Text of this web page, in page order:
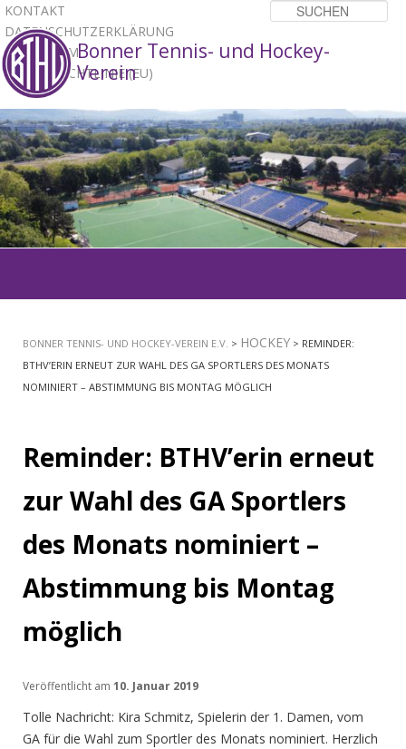
KONTAKT
DATENSCHUTZERKLÄRUNG
IMPRESSUM
COOKIE-RICHTLINIE (EU)
Bonner Tennis- und Hockey-
Verein
1 2 3
INHALT
SPRINGEN
BONNER TENNIS- UND HOCKEY-VEREIN E.V. > HOCKEY > REMINDER:
BTHV’ERIN ERNEUT ZUR WAHL DES GA SPORTLERS DES MONATS
NOMINIERT – ABSTIMMUNG BIS MONTAG MÖGLICH
Reminder: BTHV’erin erneut
zur Wahl des GA Sportlers
des Monats nominiert –
Abstimmung bis Montag
möglich
Veröffentlicht am 10. Januar 2019
Tolle Nachricht: Kira Schmitz, Spielerin der 1. Damen, vom
GA für die Wahl zum Sportler des Monats nominiert. Herzlich